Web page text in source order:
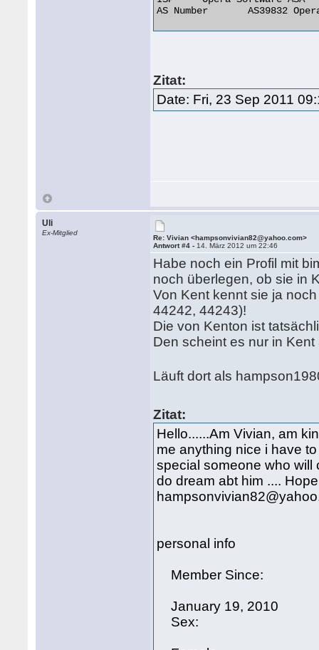
AS Number 	AS39832 Opera Software ASA
Zitat:
Date: Fri, 23 Sep 2011
Uli
Ex-Mitglied
Re: Vivian <hampsonvivian82@yahoo.com>
Antwort #4 - 14. März 2012 um 22:46
Habe noch ein Profil mit
noch überlegen, ob sie in
Von Kent kennt sie ja
44242, 44243)!
Die von Kenton ist
Den scheint es nur in
Läuft dort als
Zitat:
Hello......Am Vivian, am
me anything nice i have
special someone who will
do dream abt him ....
personal info
Member Since:
January 19, 2010
Sex: